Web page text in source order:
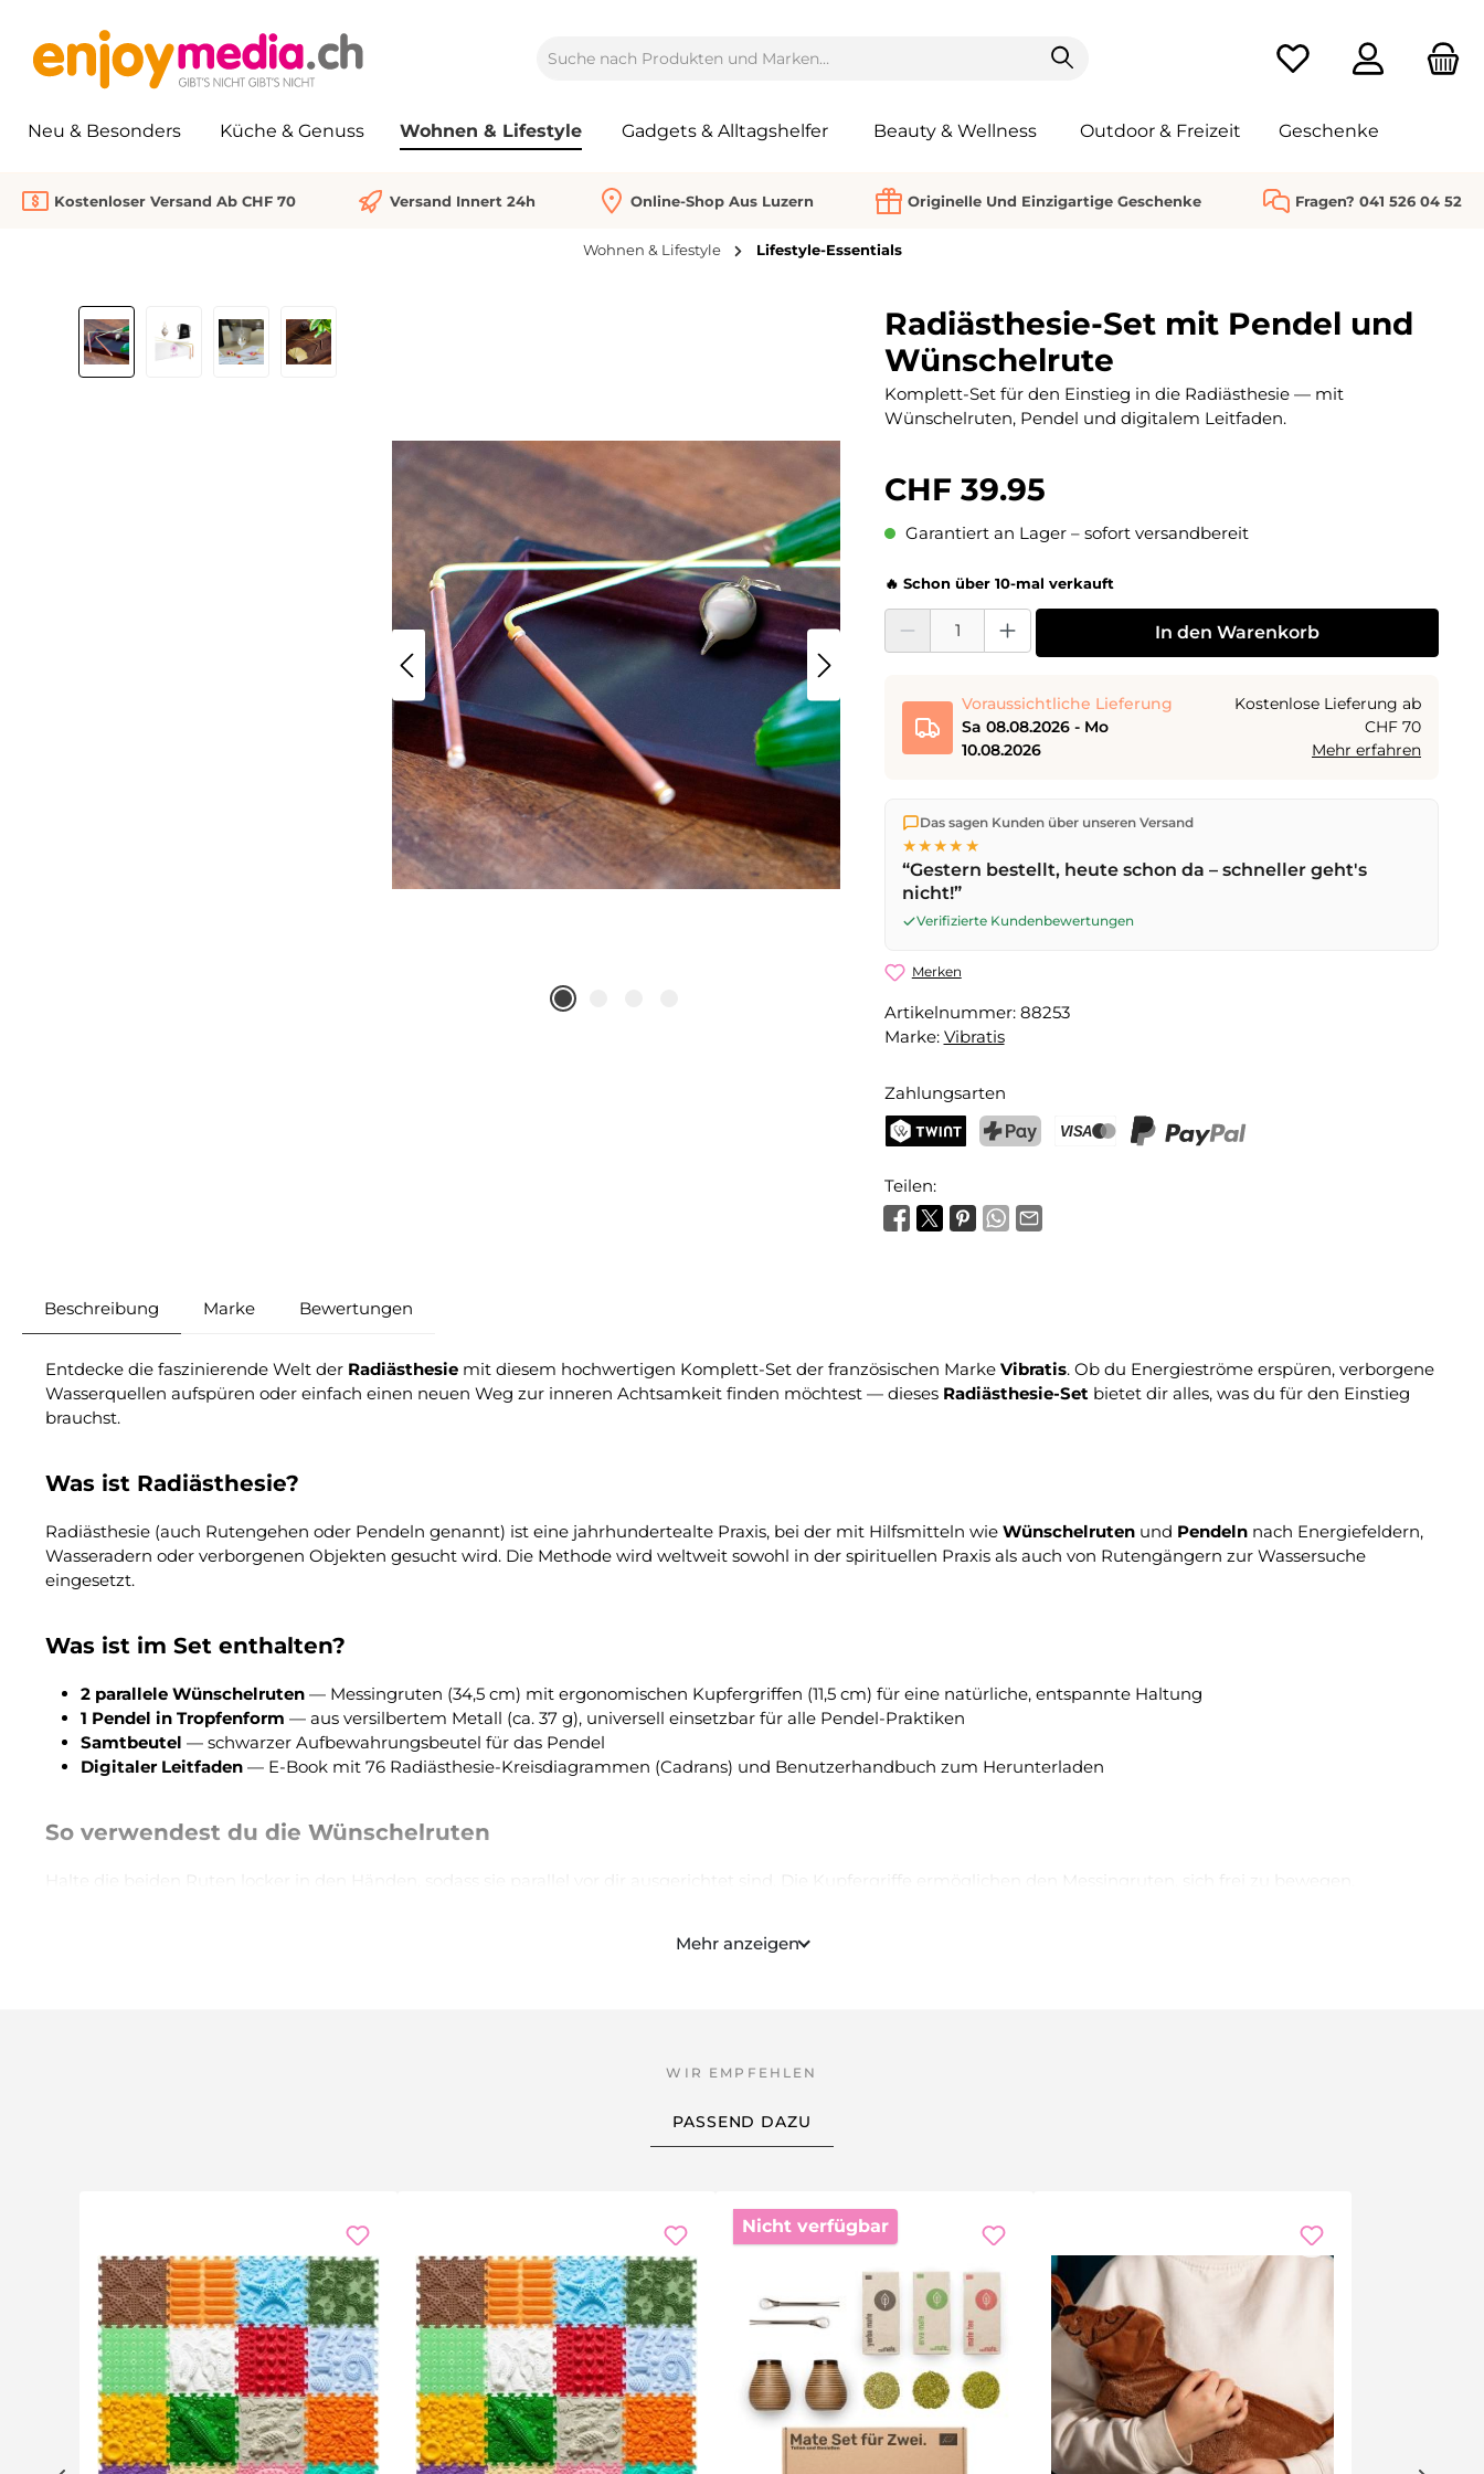
Du hast 0 Produkte
Neu & Besonders Küche & Genuss Wohnen & Lifestyle Gadgets & Alltagshelfer Beauty & Wellness Outdoor & Freizeit Geschenke
Kostenloser Versand Ab CHF 70 Versand Innert 24h Online-Shop Aus Luzern Originelle Und Einzigartige Geschenke Fragen? 041 526 04 52
Wohnen & Lifestyle Lifestyle-Essentials
Bildergalerie überspringen
Radiästhesie-Set mit Pendel und
Wünschelrute
Komplett-Set für den Einstieg in die Radiästhesie — mit
Wünschelruten, Pendel und digitalem Leitfaden.
CHF 39.95
Garantiert an Lager – sofort versandbereit
🔥 Schon über 10-mal verkauft
Produkt Anzahl: Gib den gewünschten Wert ein oder benutze die Schaltflächen um die
In den Warenkorb
Voraussichtliche Lieferung
Sa 08.08.2026 - Mo
10.08.2026
Kostenlose Lieferung ab
CHF 70
Mehr erfahren
Wir versenden direkt aus unserem Lager in Kriens. Ab
die Lieferung kostenlos. Bestellungen bis
noch am selben Tag versendet – Zustellung am
Werktagmit der Schweizerischen Post. Samstagszustellung am
Sa 08.08.2026
Das sagen Kunden über unseren Versand
★★★★★
“Gestern bestellt, heute schon da – schneller geht's
nicht!”
Verifizierte Kundenbewertungen
Merken
Artikelnummer: 88253
Marke: Vibratis
Zahlungsarten
Teilen:
Beschreibung Marke Bewertungen
Entdecke die faszinierende Welt der Radiästhesie mit diesem hochwertigen Komplett-Set der französischen Marke Vibratis. Ob du Energieströme erspüren, verborgene
Wasserquellen aufspüren oder einfach einen neuen Weg zur inneren Achtsamkeit finden möchtest — dieses Radiästhesie-Set bietet dir alles, was du für den Einstieg
brauchst.
Was ist Radiästhesie?
Radiästhesie (auch Rutengehen oder Pendeln genannt) ist eine jahrhundertealte Praxis, bei der mit Hilfsmitteln wie Wünschelruten und Pendeln nach Energiefeldern,
Wasseradern oder verborgenen Objekten gesucht wird. Die Methode wird weltweit sowohl in der spirituellen Praxis als auch von Rutengängern zur Wassersuche
eingesetzt.
Was ist im Set enthalten?
2 parallele Wünschelruten — Messingruten (34,5 cm) mit ergonomischen Kupfergriffen (11,5 cm) für eine natürliche, entspannte Haltung
1 Pendel in Tropfenform — aus versilbertem Metall (ca. 37 g), universell einsetzbar für alle Pendel-Praktiken
Samtbeutel — schwarzer Aufbewahrungsbeutel für das Pendel
Digitaler Leitfaden — E-Book mit 76 Radiästhesie-Kreisdiagrammen (Cadrans) und Benutzerhandbuch zum Herunterladen
So verwendest du die Wünschelruten
Halte die beiden Ruten locker in den Händen, sodass sie parallel vor dir ausgerichtet sind. Die Kupfergriffe ermöglichen den Messingruten, sich frei zu bewegen.
beobachte die Bewegung: Kreisen, Schwingen oder Stillstand — jede Richtung hat eine Bedeutung, die du mit der Zeit intuitiv erkennst. Das Pendel eignet sich ideal für
Beginne mit einfachen Ja/Nein-Fragen beim Pendeln
Teste die Wünschelruten zuerst über einer bekannten Wasserleitung
Halte die Ruten locker — nicht verkrampfen, die Bewegung kommt von allein
Nutze die mitgelieferten 76 Cadrans-Diagramme als Übungshilfe
Vielseitige Einsatzmöglichkeiten
Das Set ist ideal fürReiki,Geobiologie,Magnetismus,Meditation,Astrologieund allgemeineEnergiearbeit
. Ob du Wasserquellen suchst, die Energie in deinem
Zuhause harmonisieren oder dich auf eine spirituelle Entdeckungsreise begeben möchtest — die hochwertigen Materialien (Messing und Kupfer) sorgen für ein
angenehmes Handling, drinnen wie draussen.
Mehr anzeigen
PASSEND DAZU
Nicht verfügbar